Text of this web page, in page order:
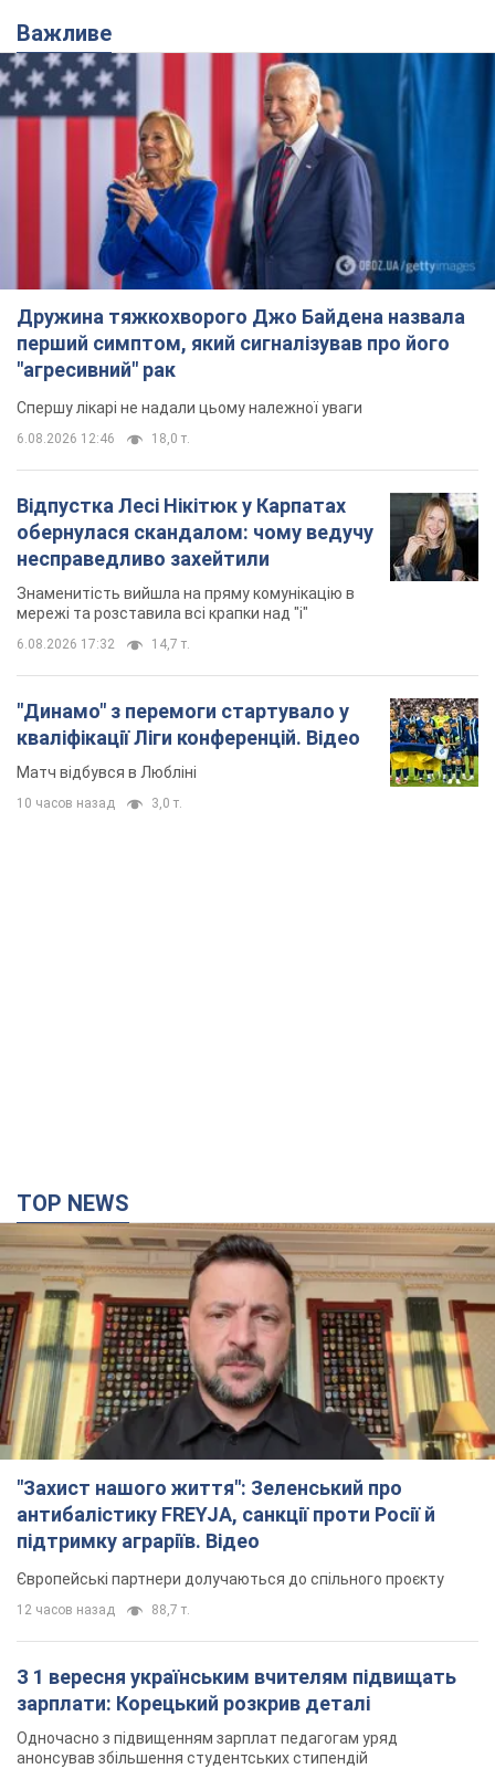
Важливе
Дружина тяжкохворого Джо Байдена назвала
перший симптом, який сигналізував про його
"агресивний" рак
Спершу лікарі не надали цьому належної уваги
6.08.2026 12:46 18,0 т.
Відпустка Лесі Нікітюк у Карпатах
обернулася скандалом: чому ведучу
несправедливо захейтили
Знаменитість вийшла на пряму комунікацію в
мережі та розставила всі крапки над "і"
6.08.2026 17:32 14,7 т.
"Динамо" з перемоги стартувало у
кваліфікації Ліги конференцій. Відео
Матч відбувся в Любліні
10 часов назад 3,0 т.
TOP NEWS
"Захист нашого життя": Зеленський про
антибалістику FREYJA, санкції проти Росії й
підтримку аграріїв. Відео
Європейські партнери долучаються до спільного проєкту
12 часов назад 88,7 т.
З 1 вересня українським вчителям підвищать
зарплати: Корецький розкрив деталі
Одночасно з підвищенням зарплат педагогам уряд
анонсував збільшення студентських стипендій